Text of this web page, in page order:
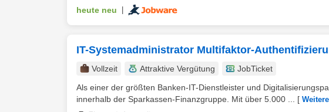
heute neu
IT-Systemadministrator Multifaktor-
Vollzeit Attraktive Vergütung
JobTicket
Als einer der größten Banken-IT-Dienstleister und
innerhalb der Sparkassen-Finanzgruppe. Mit über 5.000 ...
[